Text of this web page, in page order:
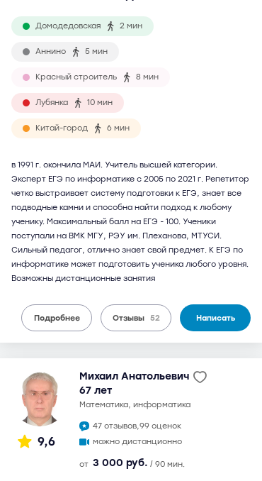
Домодедовская 2 мин
Аннино 5 мин
Красный строитель 8 мин
Лубянка 10 мин
Китай-город 6 мин
в 1991 г. окончила МАИ. Учитель высшей категории.
Эксперт ЕГЭ по информатике с 2005 по 2021 г. Репетитор
четко выстраивает систему подготовки к ЕГЭ, знает все
подводные камни и способна найти подход к любому
ученику. Максимальный балл на ЕГЭ - 100. Ученики
поступали на ВМК МГУ, РЭУ им. Плеханова, МТУСИ.
Сильный педагог, отлично знает свой предмет. К ЕГЭ по
информатике может подготовить ученика любого уровня.
Возможны дистанционные занятия
Подробнее Отзывы 52 Написать
9,6
Михаил Анатольевич
67 лет
математика, информатика
47 отзывов,99 оценок
можно дистанционно
от 3 000 руб. / 90 мин.